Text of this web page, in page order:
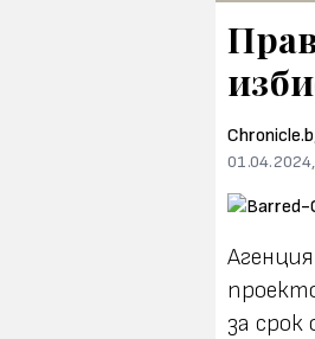
за